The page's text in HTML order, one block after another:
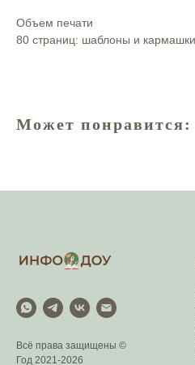
Объем печати
80 страниц: шаблоны и
Может понравится:
Всё права защищены ©
Год 2021-2026